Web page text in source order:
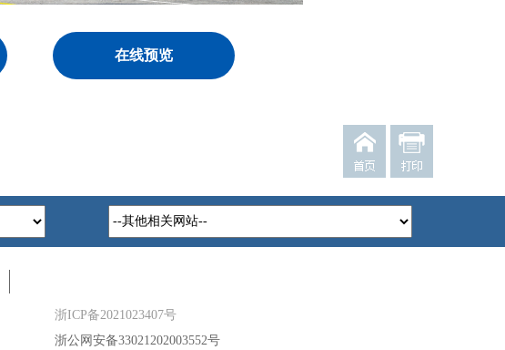
在线预览
浙ICP备2021023407号
浙公网安备33021202003552号